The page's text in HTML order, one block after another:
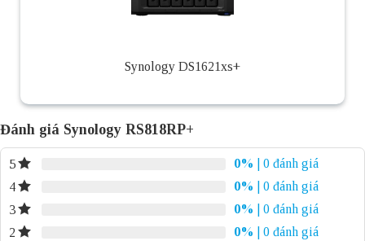
Synology DS1621xs+
Đánh giá Synology RS818RP+
5 0%
| 0 đánh giá
4
0%
| 0 đánh giá
3
0%
| 0 đánh giá
2
0%
| 0 đánh giá